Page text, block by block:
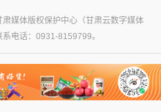
媒体版权保护中心（甘肃云数字媒体
电话：0931-8159799。